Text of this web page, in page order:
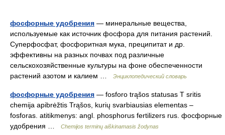
фосфорные удобрения — минеральные вещества,
используемые как источник фосфора для питания растений.
Суперфосфат, фосфоритная мука, преципитат и др.
эффективны на разных почвах под различные
сельскохозяйственные культуры на фоне обеспеченности
растений азотом и калием …
Энциклопедический словарь
фосфорные удобрения — fosforo trąšos statusas T sritis
chemija apibrėžtis Trąšos, kurių svarbiausias elementas –
fosforas. atitikmenys: angl. phosphorus fertilizers rus. фосфорные
удобрения …
Chemijos terminų aiškinamasis žodynas